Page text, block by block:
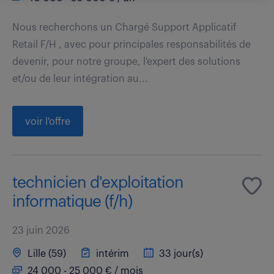
Nous recherchons un Chargé Support Applicatif
Retail F/H , avec pour principales responsabilités de
devenir, pour notre groupe, l'expert des solutions
et/ou de leur intégration au...
voir l'offre
technicien d'exploitation
informatique (f/h)
23 juin 2026
Lille (59) intérim
33 jour(s)
24 000 - 25 000 € / mois